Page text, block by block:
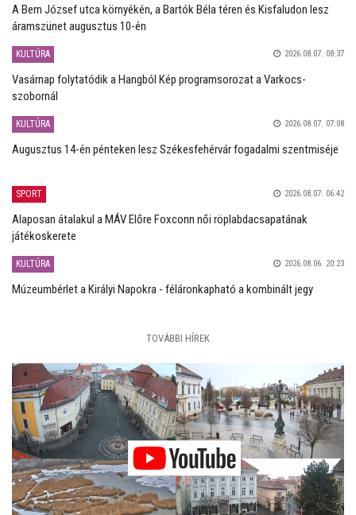
A Bem József utca környékén, a Bartók Béla téren és Kisfaludon lesz
áramszünet augusztus 10-én
KULTÚRA 2026.08.07. 08:37
Vasárnap folytatódik a Hangból Kép programsorozat a Varkocs-
szobornál
KULTÚRA 2026.08.07. 07:08
Augusztus 14-én pénteken lesz Székesfehérvár fogadalmi szentmiséje
SPORT 2026.08.07. 06:42
Alaposan átalakul a MÁV Előre Foxconn női röplabdacsapatának
játékoskerete
KULTÚRA 2026.08.06. 20:23
Múzeumbérlet a Királyi Napokra - féláronkapható a kombinált jegy
TOVÁBBI HÍREK